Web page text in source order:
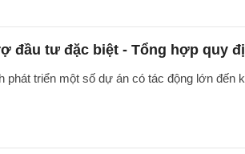
đầu tư đặc biệt - Tổng hợp quy
phát triển một số dự án có tác động lớn đến